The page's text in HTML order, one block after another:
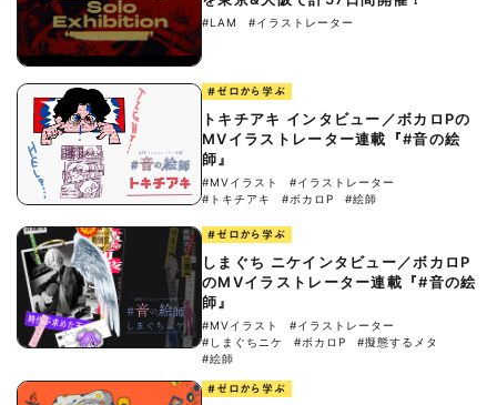
#LAM #イラストレーター
#ゼロから学ぶ
トキチアキ インタビュー／ボカロPの
MVイラストレーター連載『#音の絵
師』
#MVイラスト
#イラストレーター
#トキチアキ
#ボカロP #絵師
#ゼロから学ぶ
しまぐち ニケインタビュー／ボカロP
のMVイラストレーター連載『#音の絵
師』
#MVイラスト
#イラストレーター
#しまぐちニケ
#ボカロP
#擬態するメタ
#絵師
#ゼロから学ぶ